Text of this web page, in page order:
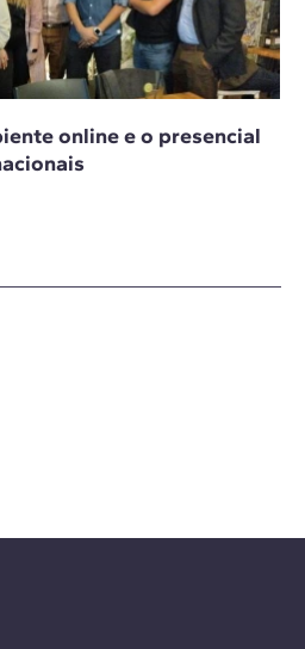
online e o presencial